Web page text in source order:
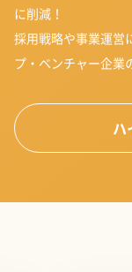
に削減！
採用戦略や事業運営
プ・ベンチャー企業
ハ